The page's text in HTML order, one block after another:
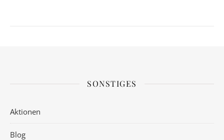
SONSTIGES
Aktionen
Blog